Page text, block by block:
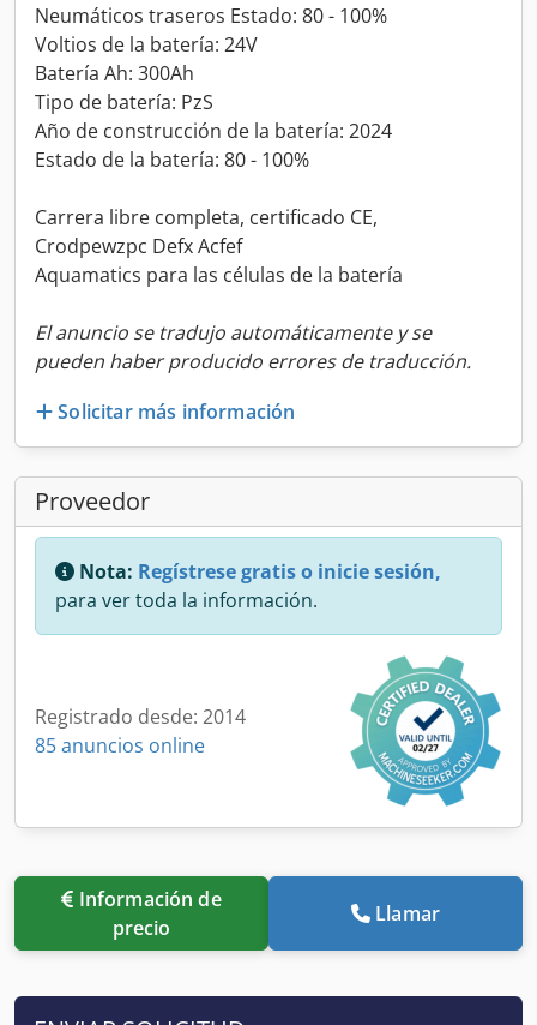
Neumáticos traseros Estado: 80 - 100%
Voltios de la batería: 24V
Batería Ah: 300Ah
Tipo de batería: PzS
Año de construcción de la batería: 2024
Estado de la batería: 80 - 100%
Carrera libre completa, certificado CE,
Crodpewzpc Defx Acfef
Aquamatics para las células de la batería
El anuncio se tradujo automáticamente y se
pueden haber producido errores de traducción.
Solicitar más información
Proveedor
Nota: Regístrese gratis o inicie sesión,
para ver toda la información.
Registrado desde: 2014
85 anuncios online
precio
Llamar